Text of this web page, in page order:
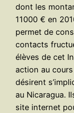
dont les
11000 € en
permet de
contacts
élèves de cet
action au
désirent
au Nicaragua.
site internet